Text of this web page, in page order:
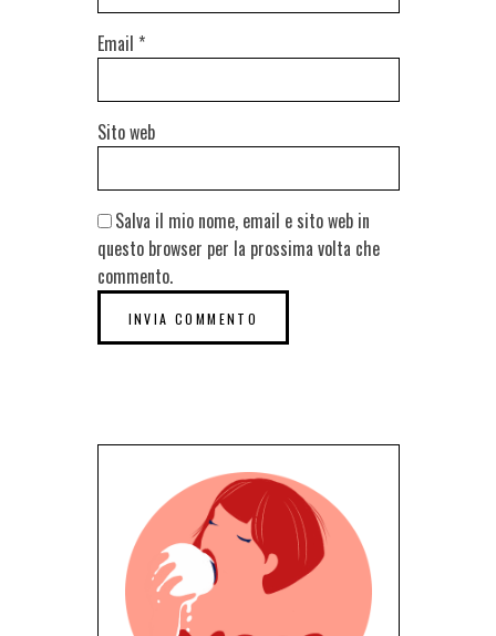
Email *
Sito web
Salva il mio nome, email e sito web in
questo browser per la prossima volta che
commento.